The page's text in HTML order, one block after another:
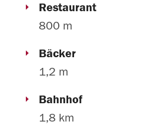
Restaurant
800 m
Bäcker
1,2 m
Bahnhof
1,8 km